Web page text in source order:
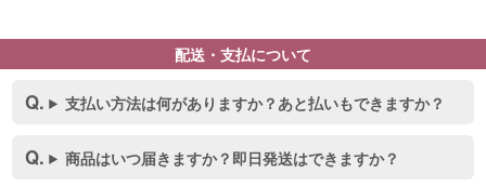
配送・支払について
支払い方法は何がありますか？あと払いもできますか？
商品はいつ届きますか？即日発送はできますか？